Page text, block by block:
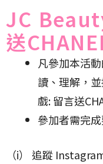
JC
送
凡參加本活
讀、理解，
戲: 留言送
參加者需完
（i） 追蹤